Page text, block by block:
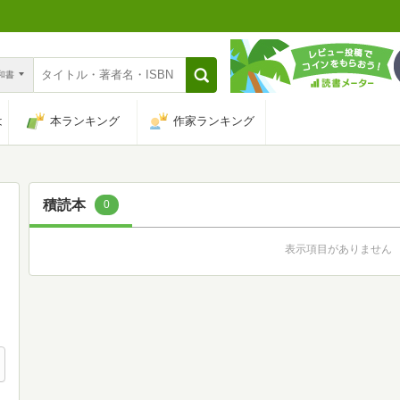
書
本ランキング 作家ランキング
積読本 0
表示項目がありません